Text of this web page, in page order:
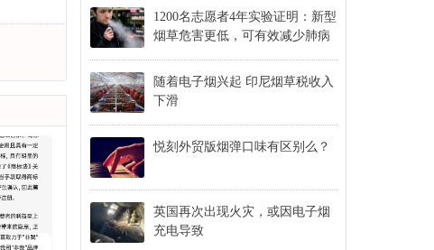
1200名志愿者4年实验证明：新型
烟草危害更低，可有效减少肺病
随着电子烟兴起 印尼烟草税收入
下滑
悦刻外贸版烟弹口味有区别么？
英国再次出现火灾，或因电子烟
充电导致